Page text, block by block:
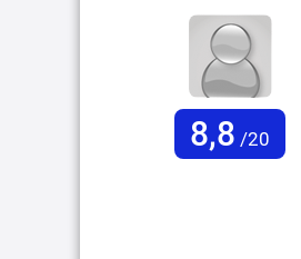
8,8 /20